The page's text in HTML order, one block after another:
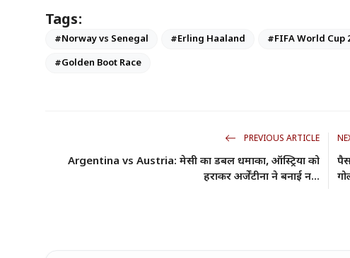
Tags:
#Norway vs Senegal #Erling Haaland #FIFA World Cup
#Golden Boot Race
PREVIOUS ARTICLE
Argentina vs Austria: मेसी का डबल धमाका, ऑस्ट्रिया को
हराकर अर्जेंटीना ने बनाई न...